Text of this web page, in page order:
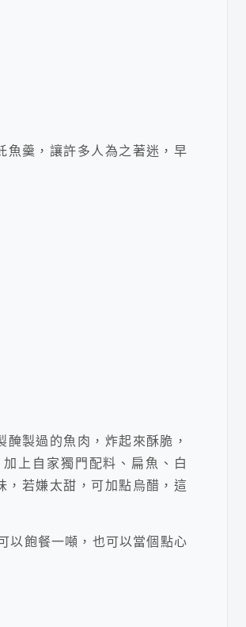
魚羹，讓許多人為之著迷，早
製過的魚肉，炸起來酥脆，
上自家獨門配料、扁魚、白
若嫌太甜，可加點烏醋，這
以飽餐一噸，也可以當個點心